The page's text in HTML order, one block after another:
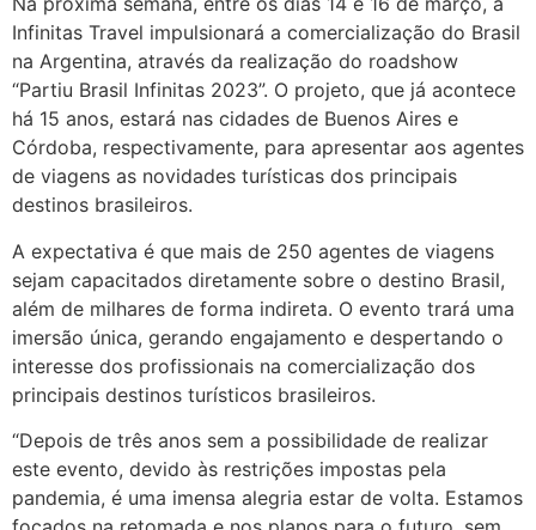
Infinitas Travel impulsionará a comercialização do Brasil
na Argentina, através da realização do roadshow
“Partiu Brasil Infinitas 2023”. O projeto, que já acontece
há 15 anos, estará nas cidades de Buenos Aires e
Córdoba, respectivamente, para apresentar aos agentes
de viagens as novidades turísticas dos principais
destinos brasileiros.
A expectativa é que mais de 250 agentes de viagens
sejam capacitados diretamente sobre o destino Brasil,
além de milhares de forma indireta. O evento trará uma
imersão única, gerando engajamento e despertando o
interesse dos profissionais na comercialização dos
principais destinos turísticos brasileiros.
“Depois de três anos sem a possibilidade de realizar
este evento, devido às restrições impostas pela
pandemia, é uma imensa alegria estar de volta. Estamos